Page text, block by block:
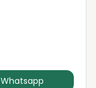
Whatsapp